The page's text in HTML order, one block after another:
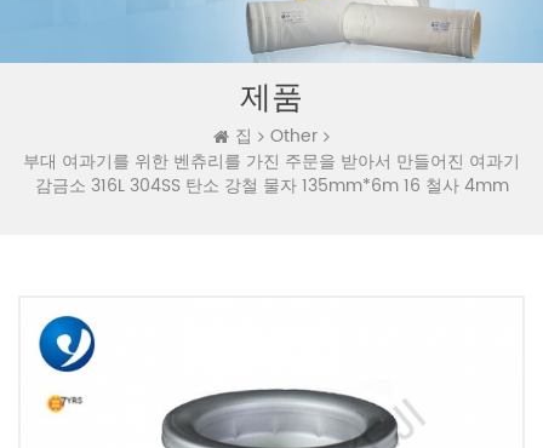
제품
집
Other
부대 여과기를 위한 벤츄리를 가진 주문을 받아서 만들어진 여과기
감금소 316L 304SS 탄소 강철 물자 135mm*6m 16 철사 4mm